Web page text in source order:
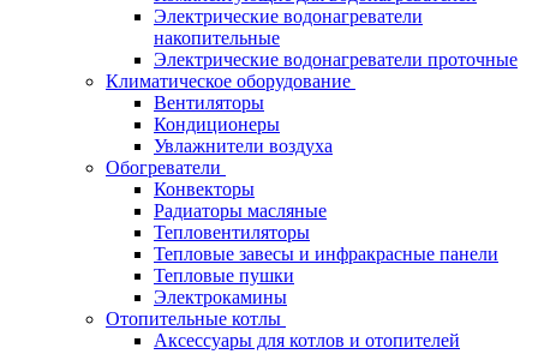
Электрические водонагреватели
накопительные
Электрические водонагреватели проточные
Климатическое оборудование
Вентиляторы
Кондиционеры
Увлажнители воздуха
Обогреватели
Конвекторы
Радиаторы масляные
Тепловентиляторы
Тепловые завесы и инфракрасные панели
Тепловые пушки
Электрокамины
Отопительные котлы
Аксессуары для котлов и отопителей